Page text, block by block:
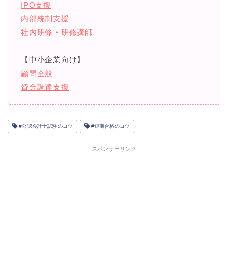
IPO支援
内部統制支援
社内研修・研修講師
【中小企業向け】
顧問全般
資金調達支援
#公認会計士試験のコツ #短期合格のコツ
スポンサーリンク